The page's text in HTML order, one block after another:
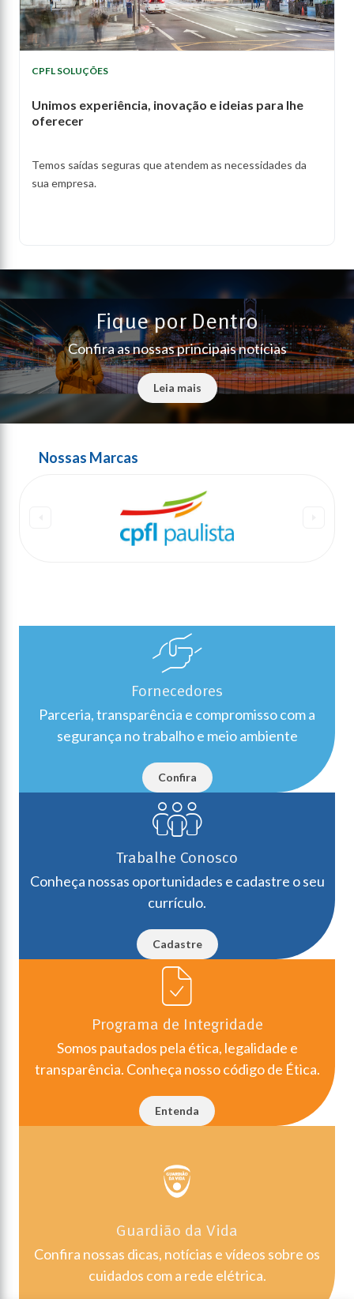
CPFL SOLUÇÕES
Unimos experiência, inovação e ideias para lhe
oferecer
Temos saídas seguras que atendem as necessidades da
sua empresa.
Fique por Dentro
Confira as nossas principais notícias
Leia mais
Nossas Marcas
Fornecedores
Parceria, transparência e compromisso com a
segurança no trabalho e meio ambiente
Confira
Trabalhe Conosco
Conheça nossas oportunidades e cadastre o seu
currículo.
Cadastre
Programa de Integridade
Somos pautados pela ética, legalidade e
transparência. Conheça nosso código de Ética.
Entenda
Guardião da Vida
Confira nossas dicas, notícias e vídeos sobre os
cuidados com a rede elétrica.